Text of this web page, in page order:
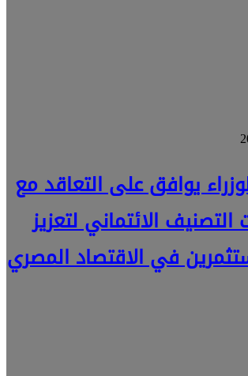
يوافق على التعاقد مع
الائتماني لتعزيز
في الاقتصاد المصري